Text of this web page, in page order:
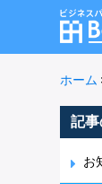
ホーム
記
お